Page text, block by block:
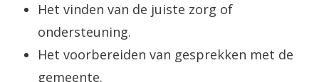
Het vinden van de juiste zorg of
ondersteuning.
Het voorbereiden van gesprekken met de
gemeente.